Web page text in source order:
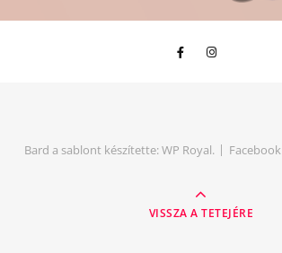
Bard a sablont készítette:WP Royal. Facebook
VISSZA A TETEJÉRE